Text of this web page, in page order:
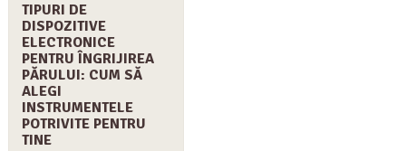
TIPURI DE
DISPOZITIVE
ELECTRONICE
PENTRU ÎNGRIJIREA
PĂRULUI: CUM SĂ
ALEGI
INSTRUMENTELE
POTRIVITE PENTRU
TINE